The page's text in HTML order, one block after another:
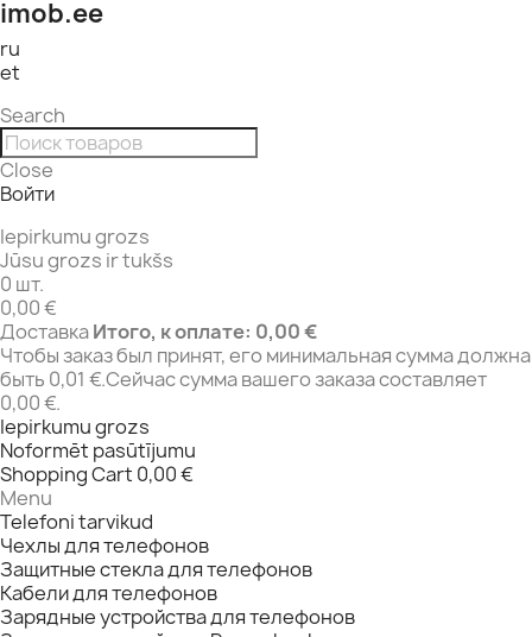
imob.ee
ru
et
Search
Close
Войти
Iepirkumu grozs
Jūsu grozs ir tukšs
0 шт.
0,00 €
ДоставкаИтого, к оплате: 0,00 €
Чтобы заказ был принят, его минимальная сумма должна
быть 0,01 €.Сейчас сумма вашего заказа составляет
0,00 €.
Iepirkumu grozs
Noformēt pasūtījumu
Shopping Cart 0,00 €
Menu
Telefoni tarvikud
Чехлы для телефонов
Защитные стекла для телефонов
Кабели для телефонов
Зарядные устройства для телефонов